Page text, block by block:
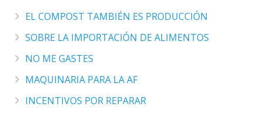
EL COMPOST TAMBIÉN ES PRODUCCIÓN
SOBRE LA IMPORTACIÓN DE ALIMENTOS
NO ME GASTES
MAQUINARIA PARA LA AF
INCENTIVOS POR REPARAR